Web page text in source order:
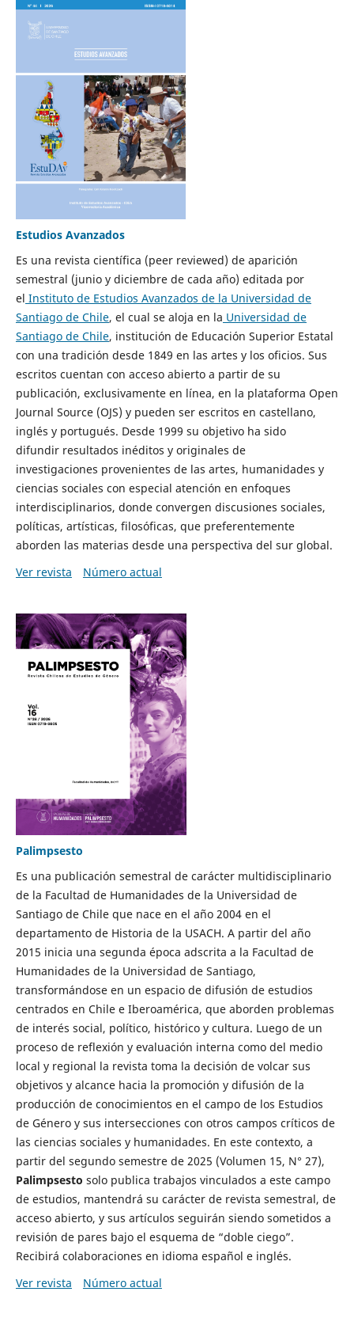
Estudios Avanzados
Es una revista científica (peer reviewed) de aparición
semestral (junio y diciembre de cada año) editada por
el Instituto de Estudios Avanzados de la Universidad de
Santiago de Chile, el cual se aloja en la Universidad de
Santiago de Chile, institución de Educación Superior Estatal
con una tradición desde 1849 en las artes y los oficios. Sus
escritos cuentan con acceso abierto a partir de su
publicación, exclusivamente en línea, en la plataforma Open
Journal Source (OJS) y pueden ser escritos en castellano,
inglés y portugués. Desde 1999 su objetivo ha sido
difundir resultados inéditos y originales de
investigaciones provenientes de las artes, humanidades y
ciencias sociales con especial atención en enfoques
interdisciplinarios, donde convergen discusiones sociales,
políticas, artísticas, filosóficas, que preferentemente
aborden las materias desde una perspectiva del sur global.
Ver revista
Número actual
Palimpsesto
Es una publicación semestral de carácter multidisciplinario
de la Facultad de Humanidades de la Universidad de
Santiago de Chile que nace en el año 2004 en el
departamento de Historia de la USACH. A partir del año
2015 inicia una segunda época adscrita a la Facultad de
Humanidades de la Universidad de Santiago,
transformándose en un espacio de difusión de estudios
centrados en Chile e Iberoamérica, que aborden problemas
de interés social, político, histórico y cultura. Luego de un
proceso de reflexión y evaluación interna como del medio
local y regional la revista toma la decisión de volcar sus
objetivos y alcance hacia la promoción y difusión de la
producción de conocimientos en el campo de los Estudios
de Género y sus intersecciones con otros campos críticos de
las ciencias sociales y humanidades. En este contexto, a
partir del segundo semestre de 2025 (Volumen 15, N° 27),
Palimpsesto solo publica trabajos vinculados a este campo
de estudios, mantendrá su carácter de revista semestral, de
acceso abierto, y sus artículos seguirán siendo sometidos a
revisión de pares bajo el esquema de “doble ciego”.
Recibirá colaboraciones en idioma español e inglés.
Ver revista
Número actual